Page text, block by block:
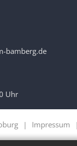
bamberg.de
Uhr
Impressum